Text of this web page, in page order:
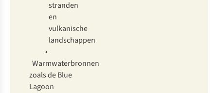
stranden
en
vulkanische
landschappen
•
Warmwaterbronnen
zoals de Blue
Lagoon